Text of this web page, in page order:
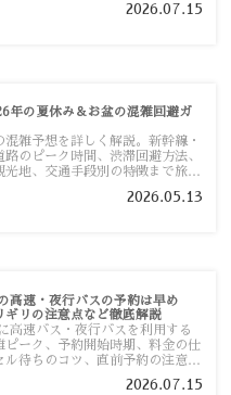
かりやすく解説します。2026.07.15
年の夏休み＆お盆の混雑回避ガ
混雑予想を詳しく解説。新幹線・
路のピーク時間、渋滞回避方法、
光地、交通手段別の特徴まで旅行
2026.05.13
高速・夜行バスの予約は早め
ギリの注意点など徹底解説
高速バス・夜行バスを利用する
ピーク、予約開始時期、料金の仕
ル待ちのコツ、直前予約の注意点
2026.07.15